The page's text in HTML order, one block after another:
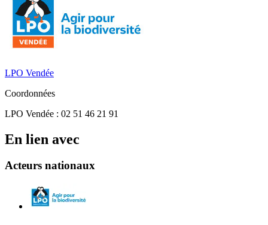
LPO Vendée
Coordonnées
LPO Vendée : 02 51 46 21 91
En lien avec
Acteurs nationaux